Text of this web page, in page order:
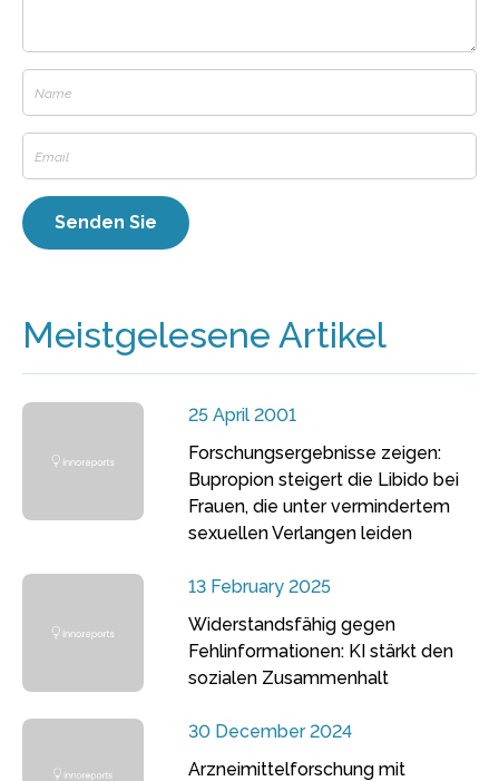
Meistgelesene Artikel
25 April 2001
Forschungsergebnisse zeigen:
Bupropion steigert die Libido bei
Frauen, die unter vermindertem
sexuellen Verlangen leiden
13 February 2025
Widerstandsfähig gegen
Fehlinformationen: KI stärkt den
sozialen Zusammenhalt
30 December 2024
Arzneimittelforschung mit